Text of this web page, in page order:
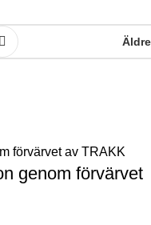
Äldre
genom förvärvet